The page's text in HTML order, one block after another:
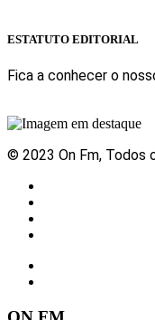
ESTATUTO EDITORIAL
Fica a conhecer o
© 2023 On Fm, Todos